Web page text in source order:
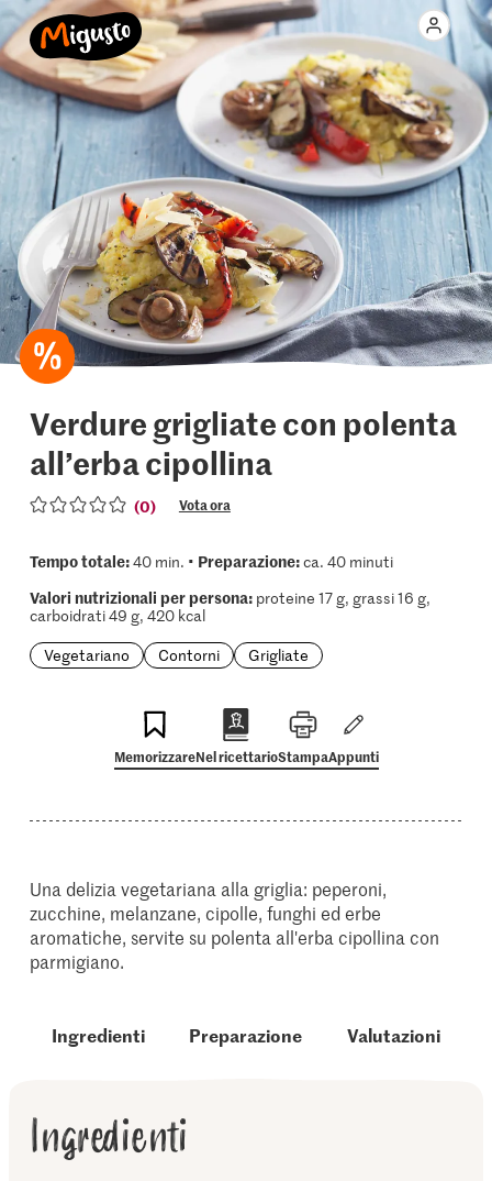
Verdure grigliate con polenta
all’erba cipollina
(0) Vota ora
Tempo totale:40 min. • Preparazione:ca. 40 minuti
Valori nutrizionali per persona:proteine 17 g, grassi 16 g,
carboidrati 49 g, 420 kcal
Vegetariano
Contorni Grigliate
MemorizzareNel ricettarioStampaAppunti
Una delizia vegetariana alla griglia: peperoni,
zucchine, melanzane, cipolle, funghi ed erbe
aromatiche, servite su polenta all'erba cipollina con
parmigiano.
Ingredienti Preparazione Valutazioni
Ingredienti